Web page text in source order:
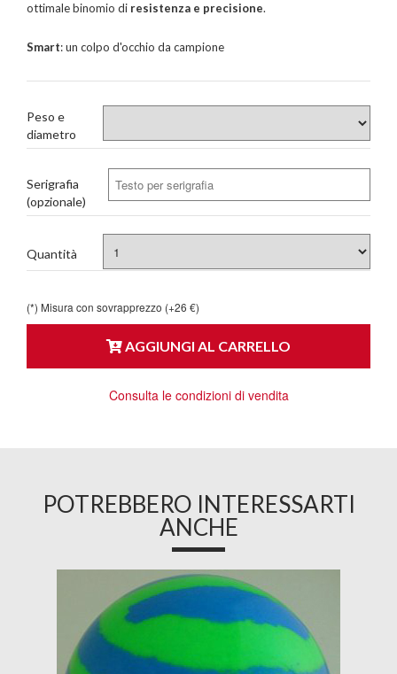
ottimale binomio di resistenza e precisione.
Smart: un colpo d'occhio da campione
Peso e
diametro
Serigrafia
(opzionale)
Quantità
(*) Misura con sovrapprezzo (+26 €)
AGGIUNGI AL CARRELLO
Consulta le condizioni di vendita
POTREBBERO INTERESSARTI
ANCHE